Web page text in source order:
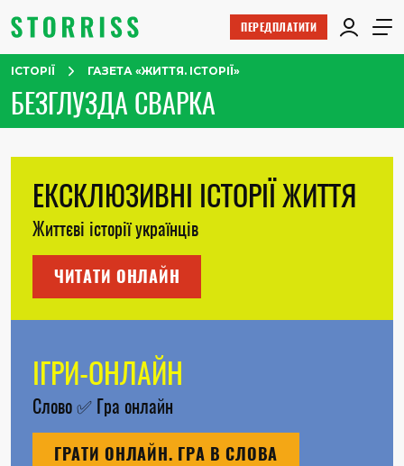
ПЕРЕДПЛАТИТИ
ІСТОРІЇ ГАЗЕТА «ЖИТТЯ. ІСТОРІЇ»
БЕЗГЛУЗДА СВАРКА
ЕКСКЛЮЗИВНІ ІСТОРІЇ ЖИТТЯ
Життєві історії українців
ЧИТАТИ ОНЛАЙН
ІГРИ-ОНЛАЙН
Слово✅ Гра онлайн
ГРАТИ ОНЛАЙН. ГРА В СЛОВА